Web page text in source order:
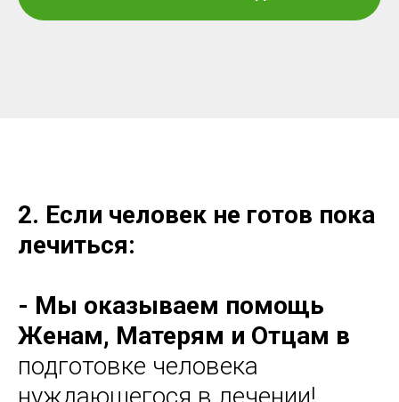
2. Если человек не готов пока
лечиться:
- Мы оказываем помощь
Женам, Матерям и Отцам в
подготовке человека